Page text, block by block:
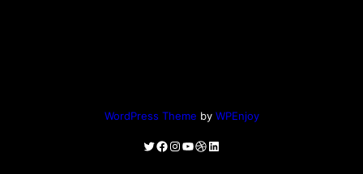
WordPress Theme by WPEnjoy
Twitter
Facebook
Instagram
YouTube
Dribbble
LinkedIn